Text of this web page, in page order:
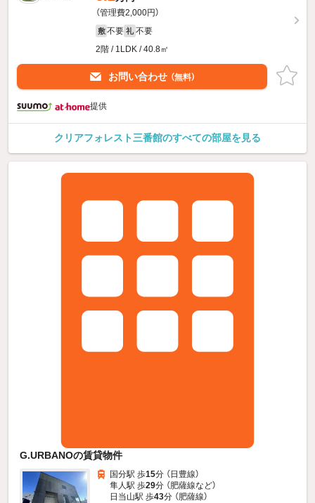
（管理費2,000円）
敷 不要 礼 不要
2階 / 1LDK / 40.8㎡
お問い合わせ （無料）
提供
クリアフォレスト三番館のすべての部屋を見る
G.URBANOの賃貸物件
国分駅 歩15分 （日豊線）
隼人駅 歩29分 （肥薩線など）
日当山駅 歩43分 （肥薩線）